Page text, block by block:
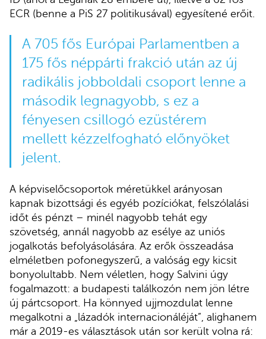
ECR (benne a PiS 27 politikusával) egyesítené erőit.
A 705 fős Európai Parlamentben a
175 fős néppárti frakció után az új
radikális jobboldali csoport lenne a
második legnagyobb, s ez a
fényesen csillogó ezüstérem
mellett kézzelfogható előnyöket
jelent.
A képviselőcsoportok méretükkel arányosan
kapnak bizottsági és egyéb pozíciókat, felszólalási
időt és pénzt – minél nagyobb tehát egy
szövetség, annál nagyobb az esélye az uniós
jogalkotás befolyásolására. Az erők összeadása
elméletben pofonegyszerű, a valóság egy kicsit
bonyolultabb. Nem véletlen, hogy Salvini úgy
fogalmazott: a budapesti találkozón nem jön létre
új pártcsoport. Ha könnyed ujjmozdulat lenne
megalkotni a „lázadók internacionáléját”, alighanem
már a 2019-es választások után sor került volna rá: